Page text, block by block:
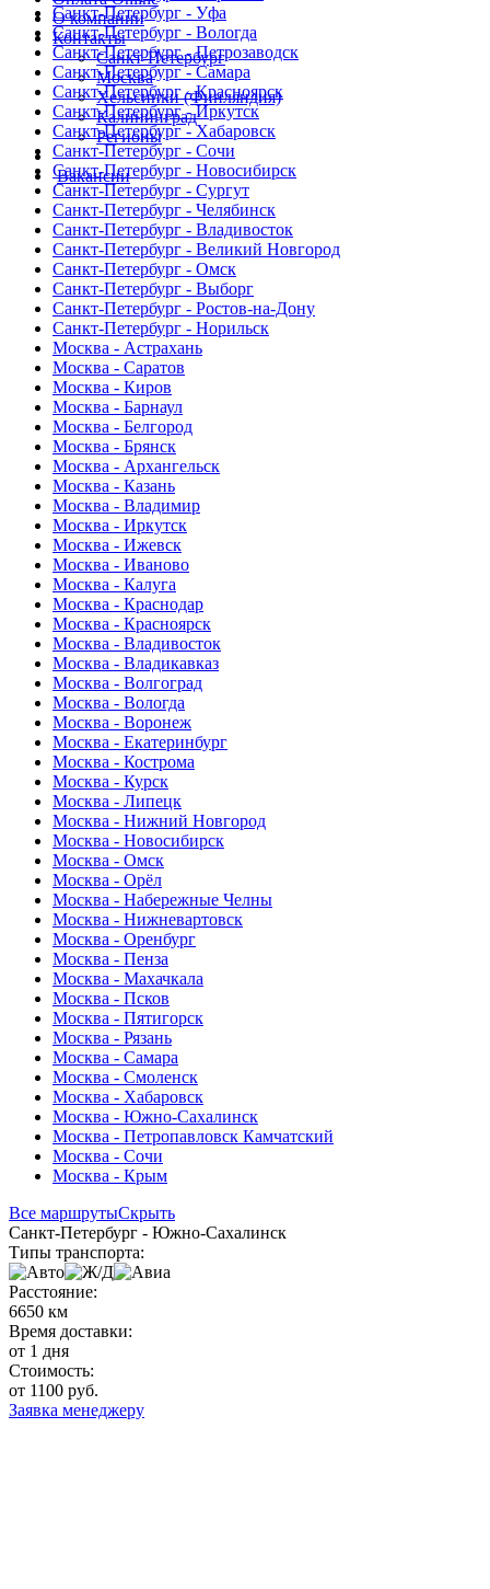
О компании
Контакты
Санкт-Петербург
Москва
Хельсинки (Финляндия)
Калининград
Регионы
Вакансии
Санкт-Петербург - Уфа
Санкт-Петербург - Вологда
Санкт-Петербург - Петрозаводск
Санкт-Петербург - Самара
Санкт-Петербург - Красноярск
Санкт-Петербург - Иркутск
Санкт-Петербург - Хабаровск
Санкт-Петербург - Сочи
Санкт-Петербург - Новосибирск
Санкт-Петербург - Сургут
Санкт-Петербург - Челябинск
Санкт-Петербург - Владивосток
Санкт-Петербург - Великий Новгород
Санкт-Петербург - Омск
Санкт-Петербург - Выборг
Санкт-Петербург - Ростов-на-Дону
Санкт-Петербург - Норильск
Москва - Астрахань
Москва - Саратов
Москва - Киров
Москва - Барнаул
Москва - Белгород
Москва - Брянск
Москва - Архангельск
Москва - Казань
Москва - Владимир
Москва - Иркутск
Москва - Ижевск
Москва - Иваново
Москва - Калуга
Москва - Краснодар
Москва - Красноярск
Москва - Владивосток
Москва - Владикавказ
Москва - Волгоград
Москва - Вологда
Москва - Воронеж
Москва - Екатеринбург
Москва - Кострома
Москва - Курск
Москва - Липецк
Москва - Нижний Новгород
Москва - Новосибирск
Москва - Омск
Москва - Орёл
Москва - Набережные Челны
Москва - Нижневартовск
Москва - Оренбург
Москва - Пенза
Москва - Махачкала
Москва - Псков
Москва - Пятигорск
Москва - Рязань
Москва - Самара
Москва - Смоленск
Москва - Хабаровск
Москва - Южно-Сахалинск
Москва - Петропавловск Камчатский
Москва - Сочи
Москва - Крым
Все маршрутыСкрыть
Санкт-Петербург - Южно-Сахалинск
Типы транспорта:
Расстояние:
6650 км
Время доставки:
от 1 дня
Стоимость:
от 1100 руб.
Заявка менеджеру